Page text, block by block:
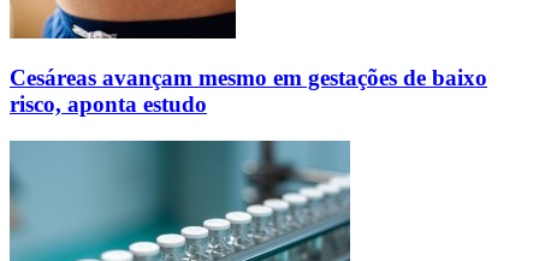
Cesáreas avançam mesmo em gestações de baixo
risco, aponta estudo